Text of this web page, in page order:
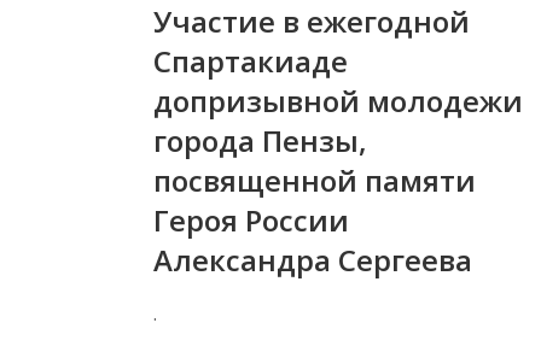
Участие в ежегодной
Спартакиаде
допризывной молодежи
города Пензы,
посвященной памяти
Героя России
Александра Сергеева
.